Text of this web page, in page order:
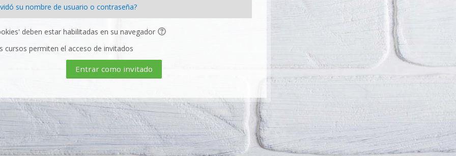
su nombre de usuario o contraseña?
deben estar habilitadas en su navegador
cursos permiten el acceso de invitados
Entrar como invitado